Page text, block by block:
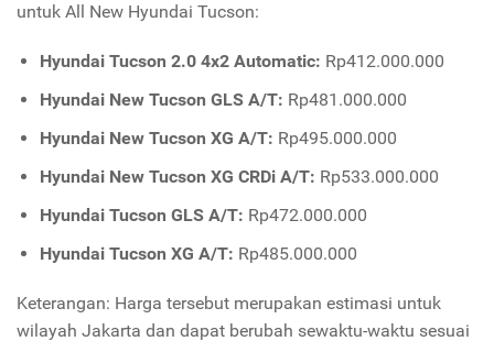
untuk All New Hyundai Tucson:
Hyundai Tucson 2.0 4x2 Automatic: Rp412.000.000
Hyundai New Tucson GLS A/T: Rp481.000.000
Hyundai New Tucson XG A/T: Rp495.000.000
Hyundai New Tucson XG CRDi A/T: Rp533.000.000
Hyundai Tucson GLS A/T: Rp472.000.000
Hyundai Tucson XG A/T: Rp485.000.000
Keterangan: Harga tersebut merupakan estimasi untuk
wilayah Jakarta dan dapat berubah sewaktu-waktu sesuai